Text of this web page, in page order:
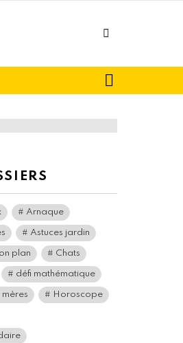
Arnaque
Astuces jardin
plan Chats
défi mathématique
mères Horoscope